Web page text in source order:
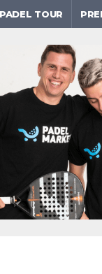
TOUR